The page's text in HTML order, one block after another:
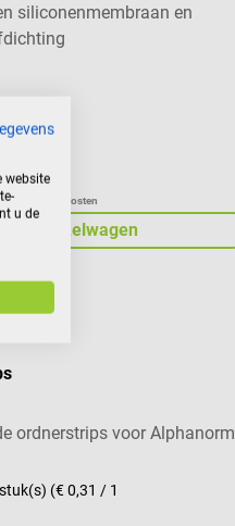
siliconenmembraan en
verzendkosten
In winkelwagen
ordnerstrips voor Alphanorm
(€ 0,31 / 1
website
u de